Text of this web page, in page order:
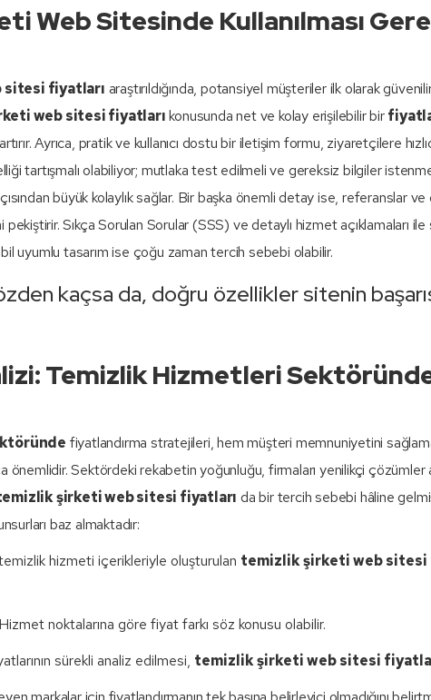
Web Sitesinde Kullanılması
fiyatları araştırıldığında, potansiyel müşteriler ilk olarak
web sitesi fiyatlarıkonusunda net ve kolay erişilebilir bir
Ayrıca, pratik ve kullanıcı dostu bir iletişim formu, ziyaretçilere
tartışmalı olabiliyor; mutlaka test edilmeli ve gereksiz bilgiler
büyük kolaylık sağlar. Bir başka önemli detay ise, referanslar ve
Sıkça Sorulan Sorular (SSS) ve detaylı hizmet açıklamaları
uyumlu tasarım ise çoğu zaman tercih sebebi olabilir.
kaçsa da, doğru özellikler sitenin
Temizlik Hizmetleri
fiyatlandırma stratejileri, hem müşteri memnuniyetini
önemlidir. Sektördeki rekabetin yoğunluğu, firmaları yenilikçi
şirketi web sitesi fiyatları da bir tercih sebebi hâline
baz almaktadır:
hizmeti içerikleriyle oluşturulan temizlik şirketi web sitesi
noktalarına göre fiyat farkı söz konusu olabilir.
sürekli analiz edilmesi, temizlik şirketi web sitesi